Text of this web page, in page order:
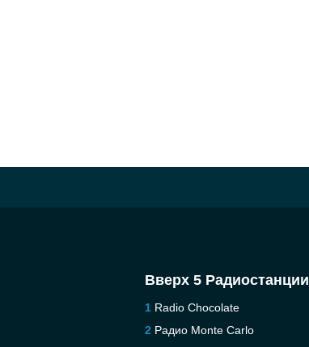
Вверх 5 Радиостанции
Radio Chocolate
Радио Monte Carlo